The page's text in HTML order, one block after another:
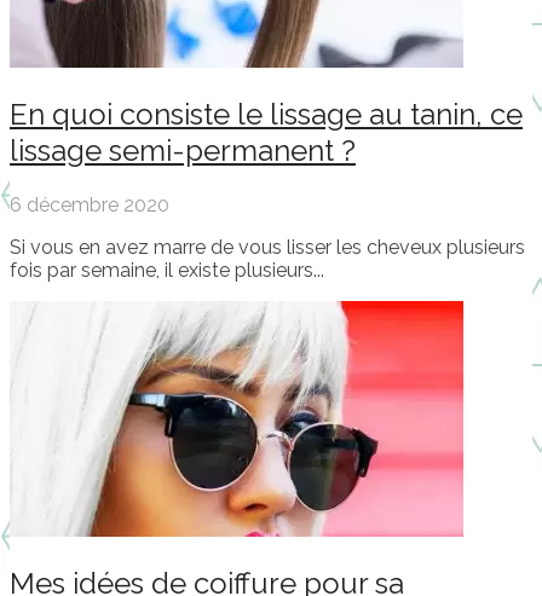
En quoi consiste le lissage au tanin, ce
lissage semi-permanent ?
6 décembre 2020
Si vous en avez marre de vous lisser les cheveux plusieurs
fois par semaine, il existe plusieurs...
Mes idées de coiffure pour sa